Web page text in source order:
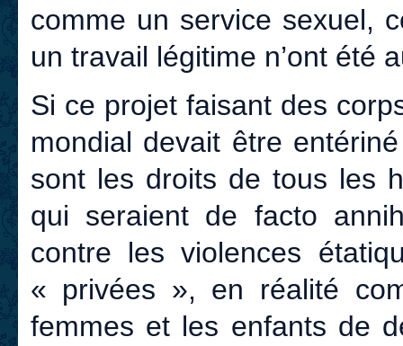
comme un service sexuel,
un travail légitime n’ont été
Si ce projet faisant des
mondial devait être
sont les droits de tous les
qui seraient de facto
contre les violences
« privées », en réalité
femmes et les enfants de